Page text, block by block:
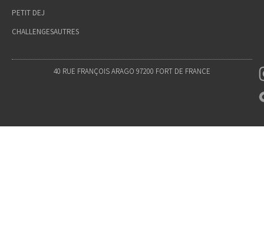
PETIT DEJ
CHALLENGESAUTRES
40 RUE FRANÇOIS ARAGO 97200 FORT DE FRANCE